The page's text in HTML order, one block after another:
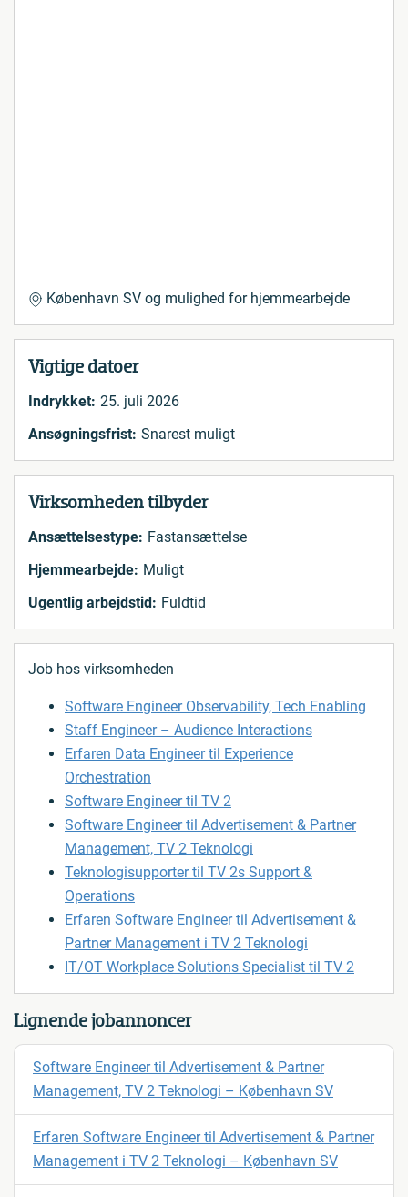
København SV og mulighed for hjemmearbejde
Vigtige datoer
Indrykket: 25. juli 2026
Ansøgningsfrist: Snarest muligt
Virksomheden tilbyder
Ansættelsestype: Fastansættelse
Hjemmearbejde: Muligt
Ugentlig arbejdstid: Fuldtid
Job hos virksomheden
Software Engineer Observability, Tech Enabling
Staff Engineer – Audience Interactions
Erfaren Data Engineer til Experience
Orchestration
Software Engineer til TV 2
Software Engineer til Advertisement & Partner
Management, TV 2 Teknologi
Teknologisupporter til TV 2s Support &
Operations
Erfaren Software Engineer til Advertisement &
Partner Management i TV 2 Teknologi
IT/OT Workplace Solutions Specialist til TV 2
Lignende jobannoncer
Software Engineer til Advertisement & Partner
Management, TV 2 Teknologi – København SV
Erfaren Software Engineer til Advertisement & Partner
Management i TV 2 Teknologi – København SV